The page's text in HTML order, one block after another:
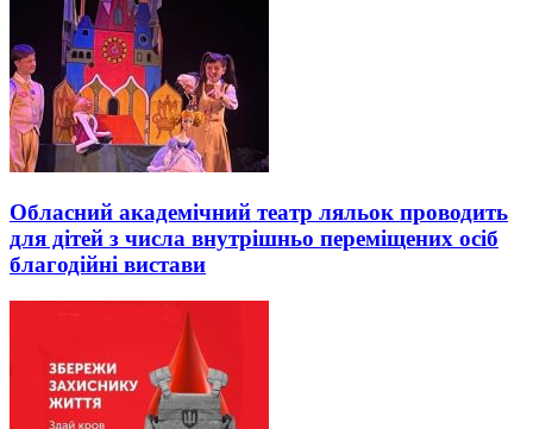
Обласний академічний театр ляльок проводить
для дітей з числа внутрішньо переміщених осіб
благодійні вистави